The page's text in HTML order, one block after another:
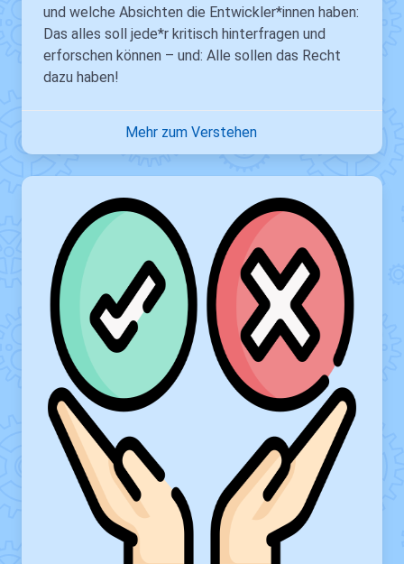
und welche Absichten die Entwickler*innen haben:
Das alles soll jede*r kritisch hinterfragen und
erforschen können – und: Alle sollen das Recht
dazu haben!
Mehr zum Verstehen